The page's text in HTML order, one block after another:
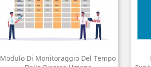
Modulo Di Monitoraggio Del Tempo